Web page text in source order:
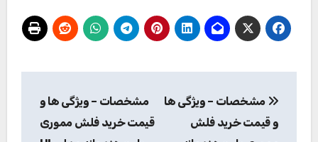
نوشته
مشخصات – ویژگی ها
و قیمت خرید فلش
مشخصات – ویژگی ها و
قیمت خرید فلش مموری